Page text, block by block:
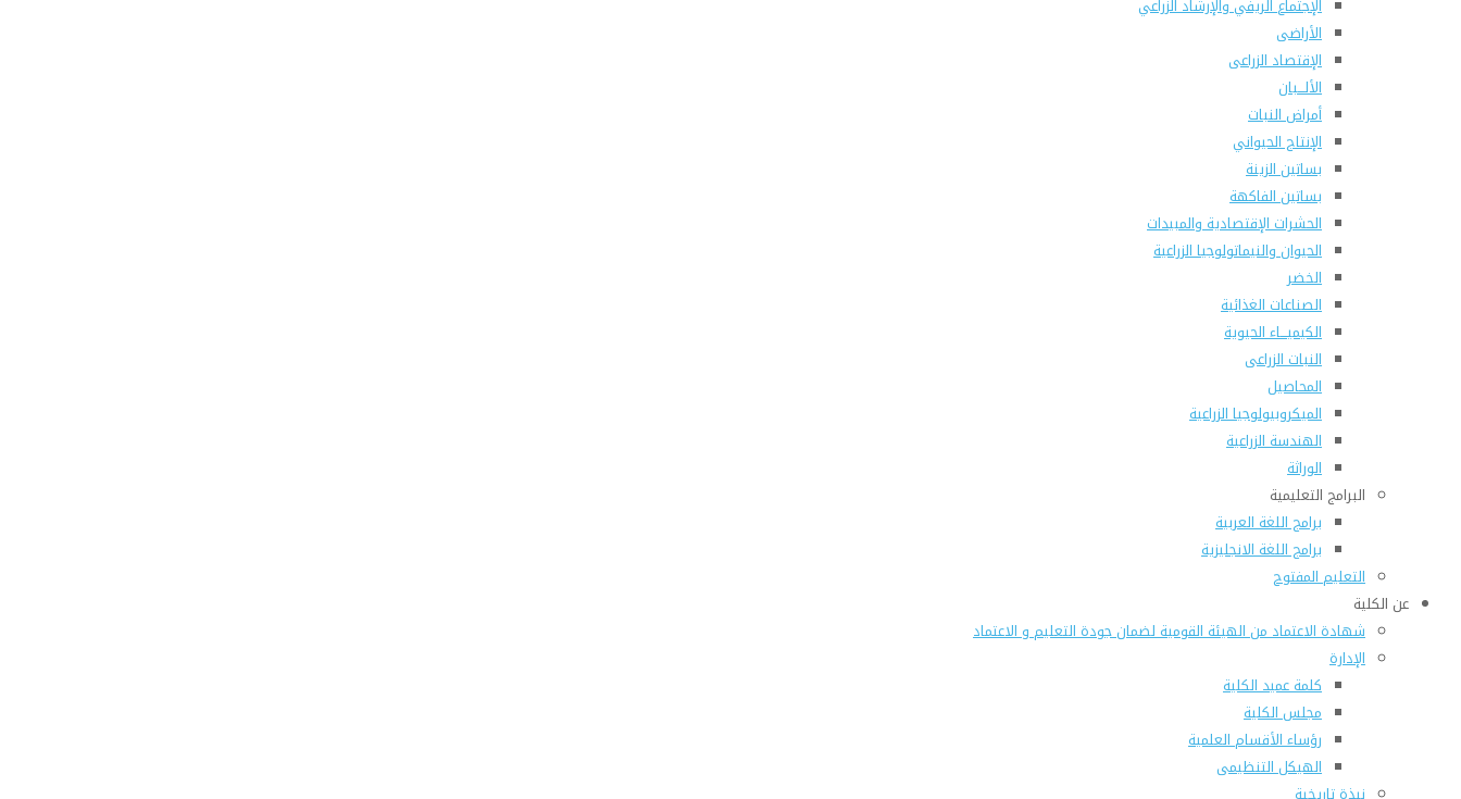
الإجتماع الريفي والإرشاد الزراعي
الأراضى
الإقتصاد الزراعى
الألـــبان
أمراض النبات
الإنتاج الحيواني
بساتين الزينة
بساتين الفاكهة
الحشرات الإقتصادية والمبيدات
الحيوان والنيماتولوجيا الزراعية
الخضر
الصناعات الغذائية
الكيميـــاء الحيوية
النبات الزراعى
المحاصيل
الميكروبيولوجيا الزراعية
الهندسة الزراعية
الوراثة
البرامج التعليمية
برامج اللغة العربية
برامج اللغة الانجليزية
التعليم المفتوح
عن الكلية
شهادة الاعتماد من الهيئة القومية لضمان جودة التعليم و الاعتماد
الإدارة
كلمة عميد الكلية
مجلس الكلية
رؤساء الأقسام العلمية
الهيكل التنظيمى